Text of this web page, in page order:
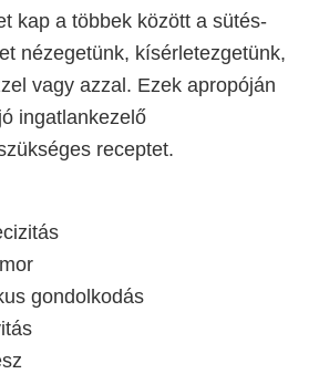
kap a többek között a sütés-
nézegetünk, kísérletezgetünk,
vagy azzal. Ezek apropóján
ingatlankezelő
receptet.
gondolkodás